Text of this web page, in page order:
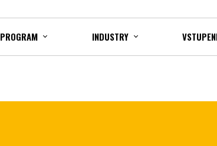
PROGRAM INDUSTRY